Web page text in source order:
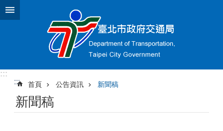
跳到主要內容區塊
:::
::: 首頁 公告資訊 新聞稿
新聞稿